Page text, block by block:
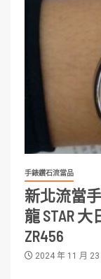
手錶鑽石流當品
新北流當
龍 STAR
ZR456
2024 年 11 月 23